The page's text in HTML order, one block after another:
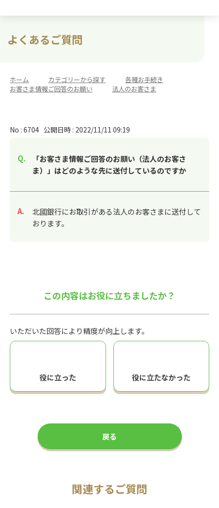
よくあるご質問
ホーム カテゴリーから探す 各種お手続き
お客さま情報ご回答のお願い
法人のお客さま
No : 6704 公開日時 : 2022/11/11 09:19
「お客さま情報ご回答のお願い（法人のお客さ
ま）」はどのような先に送付しているのですか
回答
北國銀行にお取引がある法人のお客さまに送付して
おります。
この内容はお役に立ちましたか？
いただいた回答により精度が向上します。
役に立った 役に立たなかった
戻る
関連するご質問